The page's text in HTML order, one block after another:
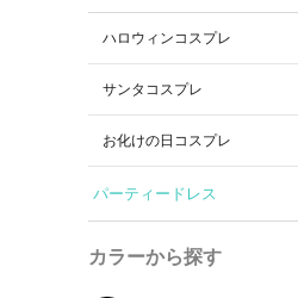
ハロウィンコスプレ
サンタコスプレ
お化けの日コスプレ
パーティードレス
カラーから探す